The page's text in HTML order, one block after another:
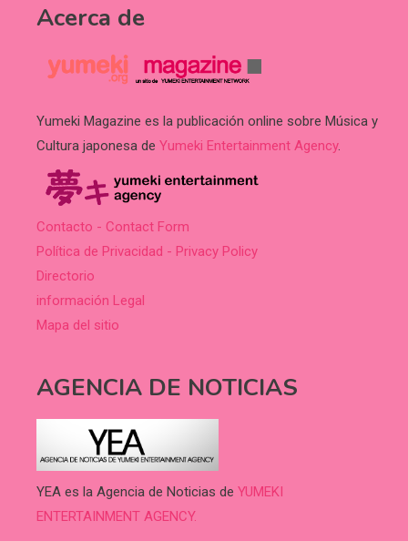
Acerca de
Yumeki Magazine es la publicación online sobre Música y
Cultura japonesa de Yumeki Entertainment Agency.
Contacto - Contact Form
Política de Privacidad - Privacy Policy
Directorio
información Legal
Mapa del sitio
AGENCIA DE NOTICIAS
YEA es la Agencia de Noticias de YUMEKI
ENTERTAINMENT AGENCY.